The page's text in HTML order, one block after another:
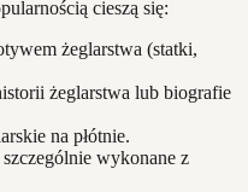
cieszą się:
żeglarstwa (statki,
żeglarstwa lub biografie
na płótnie.
wykonane z